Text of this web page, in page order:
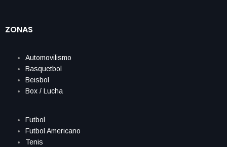
ZONAS
Automovilismo
Basquetbol
Beisbol
Box / Lucha
Futbol
Futbol Americano
Tenis